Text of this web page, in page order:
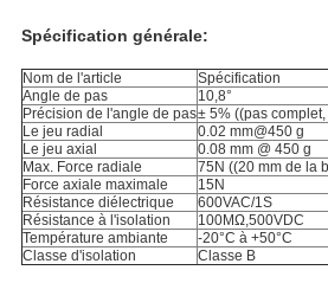
Spécification générale:
Nom de l'article
Spécification
Angle de pas
10,8°
Précision de l'angle de pas± 5% ((pas
Le jeu radial
0.02 mm@450 g
Le jeu axial
0.08 mm @ 450 g
Max. Force radiale
75N ((20 mm de la
Force axiale maximale
15N
Résistance diélectrique
600VAC/1S
Résistance à l'isolation
100MΩ,500VDC
Température ambiante
-20°C à +50°C
Classe d'isolation
Classe B